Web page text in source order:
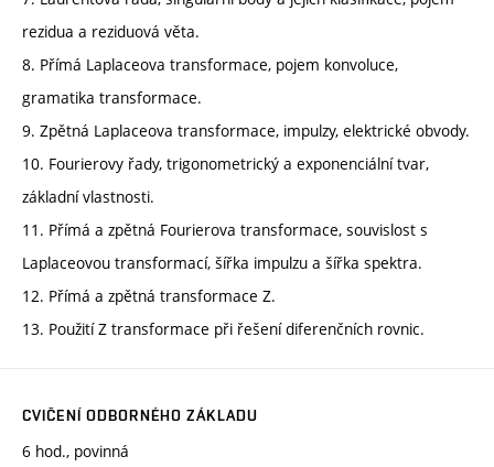
rezidua a reziduová věta.
8. Přímá Laplaceova transformace, pojem konvoluce,
gramatika transformace.
9. Zpětná Laplaceova transformace, impulzy, elektrické obvody.
10. Fourierovy řady, trigonometrický a exponenciální tvar,
základní vlastnosti.
11. Přímá a zpětná Fourierova transformace, souvislost s
Laplaceovou transformací, šířka impulzu a šířka spektra.
12. Přímá a zpětná transformace Z.
13. Použití Z transformace při řešení diferenčních rovnic.
CVIČENÍ ODBORNÉHO ZÁKLADU
6 hod., povinná